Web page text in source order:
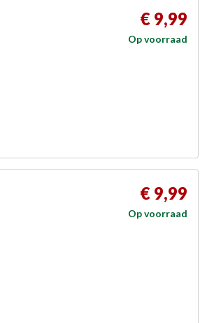
€ 9,99
Op voorraad
€ 9,99
Op voorraad